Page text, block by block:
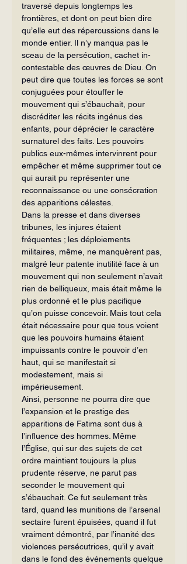
traversé depuis longtemps les
frontières, et dont on peut bien dire
qu’elle eut des répercussions dans le
monde entier. Il n’y manqua pas le
sceau de la persécution, cachet in­
contestable des œuvres de Dieu. On
peut dire que toutes les forces se sont
conjuguées pour étouffer le
mouvement qui s’ébauchait, pour
discréditer les récits ingénus des
enfants, pour déprécier le caractère
surnaturel des faits. Les pouvoirs
publics eux-mêmes intervinrent pour
empêcher et même supprimer tout ce
qui aurait pu représenter une
reconnaissance ou une consécration
des apparitions célestes.
Dans la presse et dans diverses
tribunes, les injures étaient
fréquentes ; les déploiements
militaires, même, ne manquèrent pas,
malgré leur patente inuti­lité face à un
mouvement qui non seulement n’avait
rien de belliqueux, mais était même le
plus ordonné et le plus pacifique
qu’on puisse concevoir. Mais tout cela
était nécessaire pour que tous voient
que les pouvoirs humains étaient
impuissants contre le pouvoir d’en
haut, qui se manifestait si
modestement, mais si
impérieusement.
Ainsi, personne ne pourra dire que
l’expansion et le prestige des
apparitions de Fatima sont dus à
l’influence des hommes. Même
l’Église, qui sur des sujets de cet
ordre maintient toujours la plus
prudente réserve, ne parut pas
seconder le mouvement qui
s’ébauchait. Ce fut seulement très
tard, quand les munitions de l’arsenal
sectaire furent épuisées, quand il fut
vraiment démontré, par l’ina­nité des
violences persécutrices, qu’il y avait
dans le fond des événements quelque